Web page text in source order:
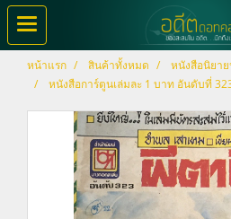
หน้าแรก สินค้าทั้งหมด
หนังสือนิยา
หนังสือการ์ตูนเล่มละ 1 บาท อันดับที่ 323